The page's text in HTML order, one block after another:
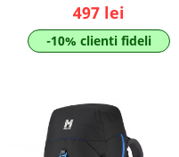
497 lei
-10% clienti fideli